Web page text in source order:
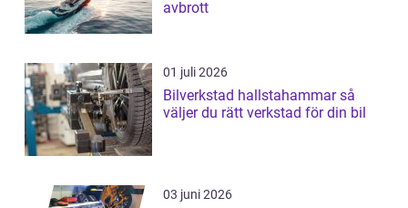
avbrott
01 juli 2026
Bilverkstad hallstahammar så
väljer du rätt verkstad för din bil
03 juni 2026